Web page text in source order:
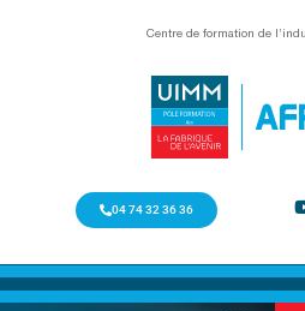
Centre de formation de
04 74 32 36 36